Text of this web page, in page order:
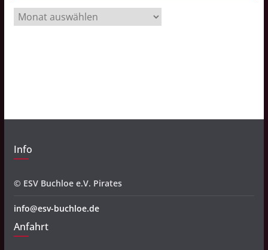
r
Info
© ESV Buchloe e.V. Pirates
info@esv-buchloe.de
Anfahrt